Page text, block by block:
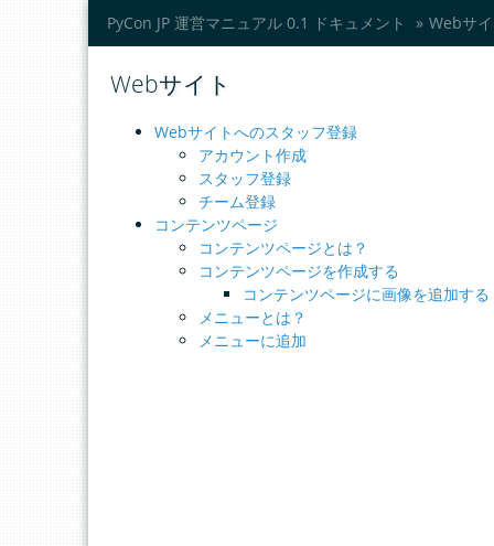
PyCon JP 運営マニュアル 0.1 ドキュメント » Webサ
Webサイト
Webサイトへのスタッフ登録
アカウント作成
スタッフ登録
チーム登録
コンテンツページ
コンテンツページとは？
コンテンツページを作成する
コンテンツページに画像を追加する
メニューとは？
メニューに追加